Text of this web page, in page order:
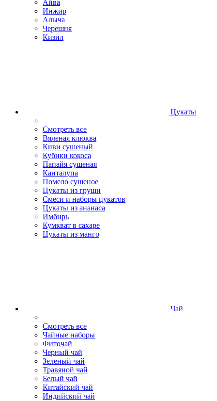
Айва
Инжир
Алыча
Черешня
Кизил
Цукаты
Смотреть все
Вяленая клюква
Киви сушеный
Кубики кокоса
Папайя сушеная
Канталупа
Помело сушеное
Цукаты из груши
Смеси и наборы цукатов
Цукаты из ананаса
Имбирь
Кумкват в сахаре
Цукаты из манго
Чай
Смотреть все
Чайные наборы
Фиточай
Черный чай
Зеленый чай
Травяной чай
Белый чай
Китайский чай
Индийский чай